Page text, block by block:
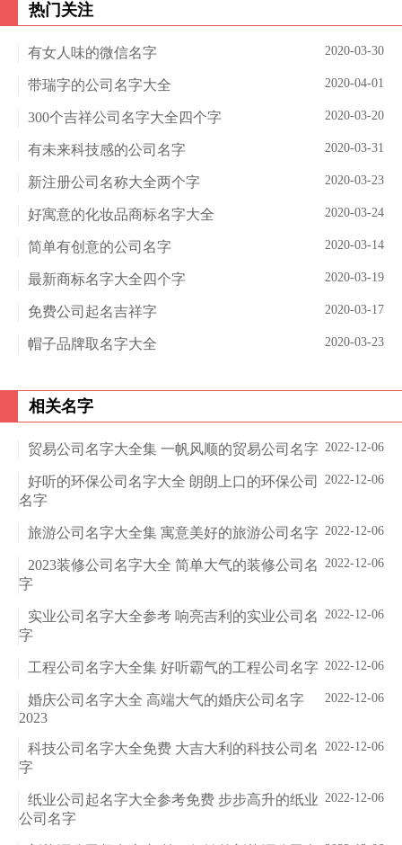
热门关注
2020-03-30
有女人味的微信名字
2020-04-01
带瑞字的公司名字大全
2020-03-20
300个吉祥公司名字大全四个字
2020-03-31
有未来科技感的公司名字
2020-03-23
新注册公司名称大全两个字
2020-03-24
好寓意的化妆品商标名字大全
2020-03-14
简单有创意的公司名字
2020-03-19
最新商标名字大全四个字
2020-03-17
免费公司起名吉祥字
2020-03-23
帽子品牌取名字大全
相关名字
2022-12-06
贸易公司名字大全集 一帆风顺的贸易公司名字
2022-12-06
好听的环保公司名字大全 朗朗上口的环保公司
名字
2022-12-06
旅游公司名字大全集 寓意美好的旅游公司名字
2022-12-06
2023装修公司名字大全 简单大气的装修公司名
字
2022-12-06
实业公司名字大全参考 响亮吉利的实业公司名
字
2022-12-06
工程公司名字大全集 好听霸气的工程公司名字
2022-12-06
婚庆公司名字大全 高端大气的婚庆公司名字
2023
2022-12-06
科技公司名字大全免费 大吉大利的科技公司名
字
2022-12-06
纸业公司起名字大全参考免费 步步高升的纸业
公司名字